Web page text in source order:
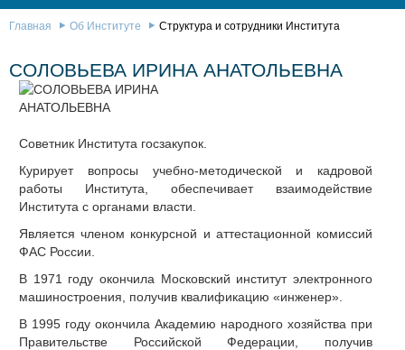
Главная Об Институте Структура и сотрудники Института
СОЛОВЬЕВА ИРИНА АНАТОЛЬЕВНА
Советник Института госзакупок.
Курирует вопросы учебно-методической и кадровой
работы Института, обеспечивает взаимодействие
Института с органами власти.
Является членом конкурсной и аттестационной комиссий
ФАС России.
В 1971 году окончила Московский институт электронного
машиностроения, получив квалификацию «инженер».
В 1995 году окончила Академию народного хозяйства при
Правительстве Российской Федерации, получив